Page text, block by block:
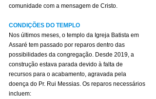
comunidade com a mensagem de Cristo.
CONDIÇÕES DO TEMPLO
Nos últimos meses, o templo da Igreja Batista em
Assaré tem passado por reparos dentro das
possibilidades da congregação. Desde 2019, a
construção estava parada devido à falta de
recursos para o acabamento, agravada pela
doença do Pr. Rui Messias. Os reparos necessários
incluem: